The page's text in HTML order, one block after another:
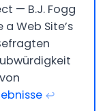
— B.J. Fogg
a Web Site’s
↩